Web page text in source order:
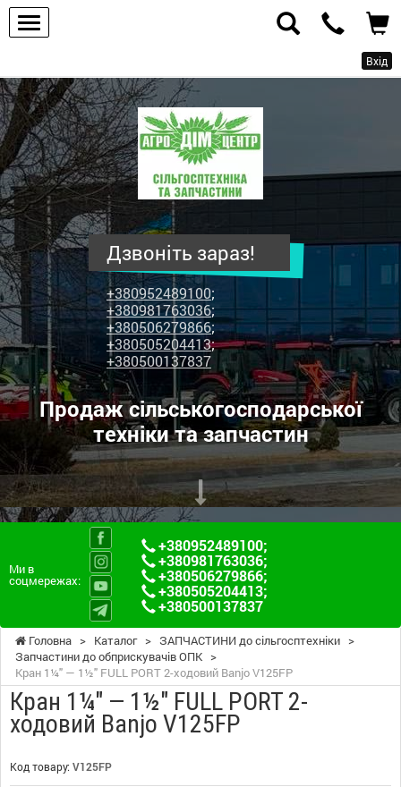
Вхід
ПП
"Агродім-
центр"
-
продаж
сільськогосподарської
техніки
та
запчастин
Дзвоніть зараз!
+380952489100;
+380981763036;
+380506279866;
+380505204413;
+380500137837
Продаж сільськогосподарської
техніки та запчастин
Ми в
соцмережах:
+380952489100;
+380981763036;
+380506279866;
+380505204413;
+380500137837
Головна > Каталог > ЗАПЧАСТИНИ до сільгосптехніки >
Запчастини до обприскувачів ОПК >
Кран 1¼" — 1½" FULL PORT 2-ходовий Banjo V125FP
Кран 1¼" — 1½" FULL PORT 2-
ходовий Banjo V125FP
Код товару: V125FP